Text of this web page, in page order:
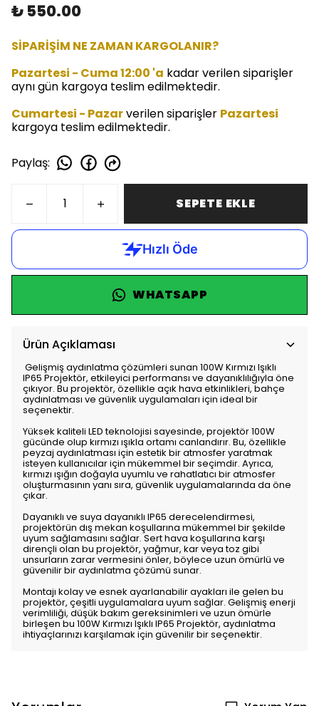
₺ 550.00
SİPARİŞİM NE ZAMAN KARGOLANIR?
Pazartesi - Cuma 12:00 'a kadar verilen siparişler
aynı gün kargoya teslim edilmektedir.
Cumartesi - Pazarverilen siparişler Pazartesi
kargoya teslim edilmektedir.
Paylaş:
SEPETE EKLE
WHATSAPP
Ürün Açıklaması
Gelişmiş aydınlatma çözümleri sunan 100W Kırmızı Işıklı
IP65 Projektör, etkileyici performansı ve dayanıklılığıyla öne
çıkıyor. Bu projektör, özellikle açık hava etkinlikleri, bahçe
aydınlatması ve güvenlik uygulamaları için ideal bir
seçenektir.
Yüksek kaliteli LED teknolojisi sayesinde, projektör 100W
gücünde olup kırmızı ışıkla ortamı canlandırır. Bu, özellikle
peyzaj aydınlatması için estetik bir atmosfer yaratmak
isteyen kullanıcılar için mükemmel bir seçimdir. Ayrıca,
kırmızı ışığın doğayla uyumlu ve rahatlatıcı bir atmosfer
oluşturmasının yanı sıra, güvenlik uygulamalarında da öne
çıkar.
Dayanıklı ve suya dayanıklı IP65 derecelendirmesi,
projektörün dış mekan koşullarına mükemmel bir şekilde
uyum sağlamasını sağlar. Sert hava koşullarına karşı
dirençli olan bu projektör, yağmur, kar veya toz gibi
unsurların zarar vermesini önler, böylece uzun ömürlü ve
güvenilir bir aydınlatma çözümü sunar.
Montajı kolay ve esnek ayarlanabilir ayakları ile gelen bu
projektör, çeşitli uygulamalara uyum sağlar. Gelişmiş enerji
verimliliği, düşük bakım gereksinimleri ve uzun ömürle
birleşen bu 100W Kırmızı Işıklı IP65 Projektör, aydınlatma
ihtiyaçlarınızı karşılamak için güvenilir bir seçenektir.